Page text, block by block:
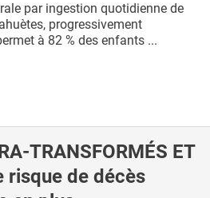
par ingestion quotidienne de
progressivement
à 82 % des enfants ...
TRANSFORMÉS ET
risque de décès